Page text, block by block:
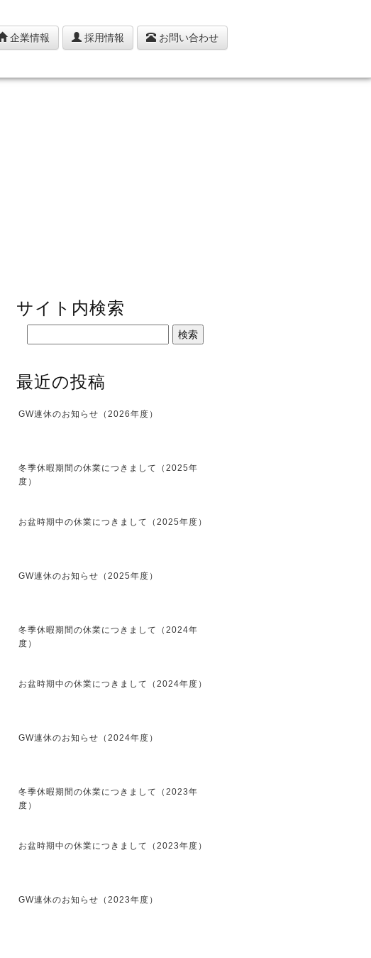
企業情報 採用情報 お問い合わせ
サイト内検索
最近の投稿
GW連休のお知らせ（2026年度）
冬季休暇期間の休業につきまして（2025年
度）
お盆時期中の休業につきまして（2025年度）
GW連休のお知らせ（2025年度）
冬季休暇期間の休業につきまして（2024年
度）
お盆時期中の休業につきまして（2024年度）
GW連休のお知らせ（2024年度）
冬季休暇期間の休業につきまして（2023年
度）
お盆時期中の休業につきまして（2023年度）
GW連休のお知らせ（2023年度）